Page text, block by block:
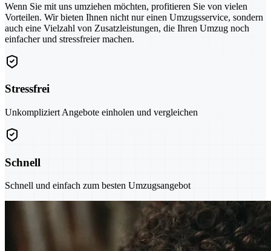
Wenn Sie mit uns umziehen möchten, profitieren Sie von vielen
Vorteilen. Wir bieten Ihnen nicht nur einen Umzugsservice, sondern
auch eine Vielzahl von Zusatzleistungen, die Ihren Umzug noch
einfacher und stressfreier machen.
Stressfrei
Unkompliziert Angebote einholen und vergleichen
Schnell
Schnell und einfach zum besten Umzugsangebot